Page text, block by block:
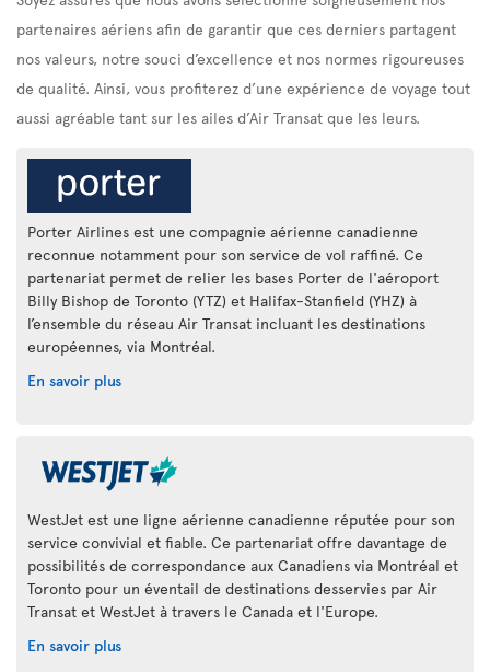
partenaires aériens afin de garantir que ces derniers partagent
nos valeurs, notre souci d’excellence et nos normes rigoureuses
de qualité. Ainsi, vous profiterez d’une expérience de voyage tout
aussi agréable tant sur les ailes d’Air Transat que les leurs.
Porter Airlines est une compagnie aérienne canadienne
reconnue notamment pour son service de vol raffiné. Ce
partenariat permet de relier les bases Porter de l'aéroport
Billy Bishop de Toronto (YTZ) et Halifax-Stanfield (YHZ) à
l’ensemble du réseau Air Transat incluant les destinations
européennes, via Montréal.
En savoir plus
WestJet est une ligne aérienne canadienne réputée pour son
service convivial et fiable. Ce partenariat offre davantage de
possibilités de correspondance aux Canadiens via Montréal et
Toronto pour un éventail de destinations desservies par Air
Transat et WestJet à travers le Canada et l'Europe.
En savoir plus